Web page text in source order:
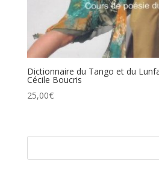
Dictionnaire du Tango et du
Cécile Boucris
25,00€